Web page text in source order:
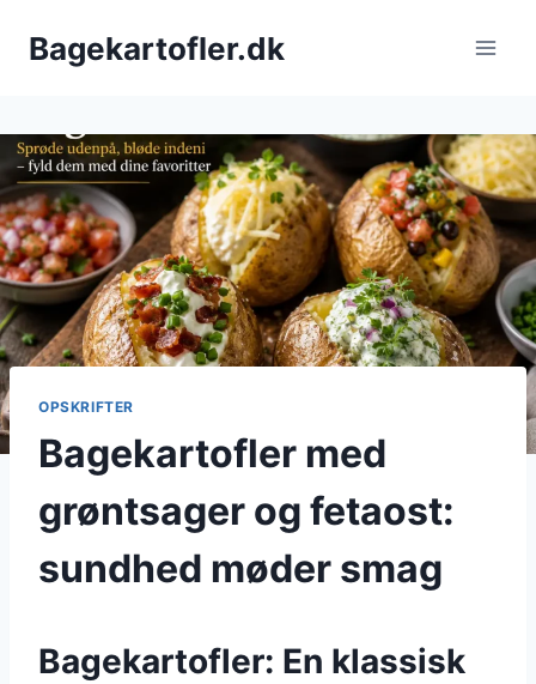
Bagekartofler.dk
OPSKRIFTER
Bagekartofler med
grøntsager og fetaost:
sundhed møder smag
Bagekartofler: En klassisk